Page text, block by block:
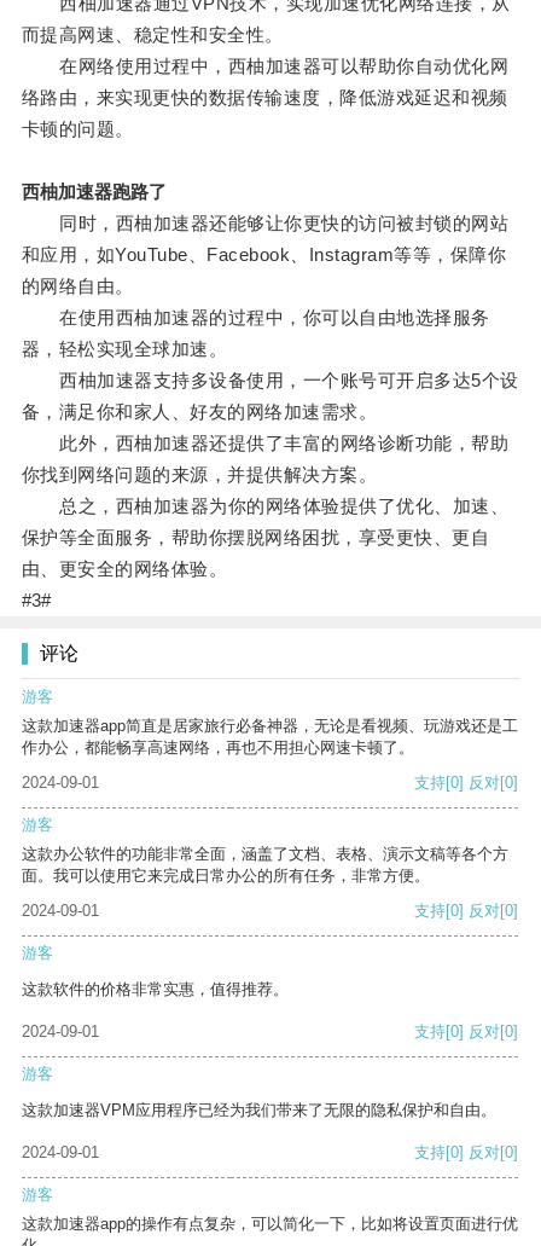
而提高网速、稳定性和安全性。
在网络使用过程中，西柚加速器可以帮助你自动优化网
络路由，来实现更快的数据传输速度，降低游戏延迟和视频
卡顿的问题。
西柚加速器跑路了
同时，西柚加速器还能够让你更快的访问被封锁的网站
和应用，如YouTube、Facebook、Instagram等等，保障你
的网络自由。
在使用西柚加速器的过程中，你可以自由地选择服务
器，轻松实现全球加速。
西柚加速器支持多设备使用，一个账号可开启多达5个设
备，满足你和家人、好友的网络加速需求。
此外，西柚加速器还提供了丰富的网络诊断功能，帮助
你找到网络问题的来源，并提供解决方案。
总之，西柚加速器为你的网络体验提供了优化、加速、
保护等全面服务，帮助你摆脱网络困扰，享受更快、更自
由、更安全的网络体验。
#3#
评论
游客
这款加速器app简直是居家旅行必备神器，无论是看视频、玩游戏还是工
作办公，都能畅享高速网络，再也不用担心网速卡顿了。
2024-09-01
支持[0] 反对[0]
游客
这款办公软件的功能非常全面，涵盖了文档、表格、演示文稿等各个方
面。我可以使用它来完成日常办公的所有任务，非常方便。
2024-09-01
支持[0] 反对[0]
游客
这款软件的价格非常实惠，值得推荐。
2024-09-01 支持[0] 反对[0]
游客
这款加速器VPM应用程序已经为我们带来了无限的隐私保护和自由。
2024-09-01 支持[0] 反对[0]
游客
这款加速器app的操作有点复杂，可以简化一下，比如将设置页面进行优